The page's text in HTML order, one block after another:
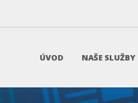
ÚVOD NAŠE SLUŽBY